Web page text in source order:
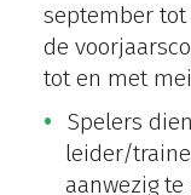
september
de
tot en met
Spelers
leider/
aanwezig te